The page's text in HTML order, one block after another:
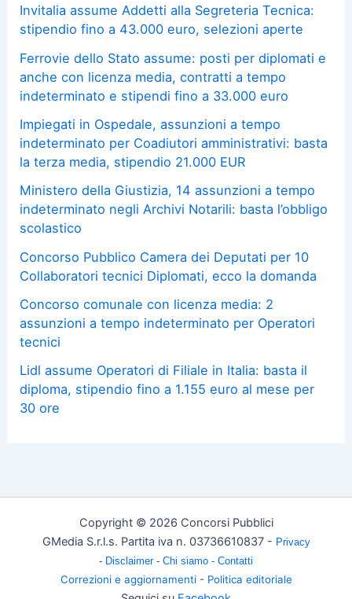
Invitalia assume Addetti alla Segreteria Tecnica:
stipendio fino a 43.000 euro, selezioni aperte
Ferrovie dello Stato assume: posti per diplomati e
anche con licenza media, contratti a tempo
indeterminato e stipendi fino a 33.000 euro
Impiegati in Ospedale, assunzioni a tempo
indeterminato per Coadiutori amministrativi: basta
la terza media, stipendio 21.000 EUR
Ministero della Giustizia, 14 assunzioni a tempo
indeterminato negli Archivi Notarili: basta l’obbligo
scolastico
Concorso Pubblico Camera dei Deputati per 10
Collaboratori tecnici Diplomati, ecco la domanda
Concorso comunale con licenza media: 2
assunzioni a tempo indeterminato per Operatori
tecnici
Lidl assume Operatori di Filiale in Italia: basta il
diploma, stipendio fino a 1.155 euro al mese per
30 ore
Copyright © 2026 Concorsi Pubblici
GMedia S.r.l.s. Partita iva n. 03736610837 - Privacy
- Disclaimer - Chi siamo - Contatti
Correzioni e aggiornamenti- Politica editoriale